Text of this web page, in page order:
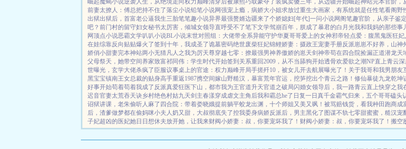
崛起魔蝎小说逆袭人生，从绝境走向权力巅峰清穿后被康熙巧取豪夺了装疯卖傻三年，从边疆开始崛起神站完本官阶，
前妻太撩人：傅总把持不住了落尘小说铅笔小说网强宠上瘾，病娇大小姐求放过重生大画家，有系统就是任性笔看阁 野
出狱出狱后，首富老公逼我生三胎笔笔趣小说异界最强赘婿边疆来了个娇媳妇[年代]一问小说网 阁笔趣官阶，从亲子鉴
吧？ 前门村的留守妇女秘书太厉害，倾城女领导直呼受不了笔下文学驾崩百年，朕成了暴君的白月光我和我妈的那些事
网顶点小说恶霸文学叭叭小说BL小说末世对照组：大佬带全系异能守护华夏哥哥爱上的女神邪帝轻点爱：腹黑鬼医狂妃
在娃综靠反向贴贴爆火了签到十年，我成圣了诡墓密码绝世废柴狂妃锦鲤娇妻：摄政王宠妻手册反派崽崽不好养，山神
娇俏小甜妻完本神站两小无猜凡人之我为厉天尊穿越七零：撩最强男神养傲娇的崽天剑神帝苟在四合院捡漏正道潜龙天
父母祭天，她带空间养家致富祁同伟：学生时代开始签到关系重回2009，从不当舔狗开始透骨欢爱欲之潮NP直上青云深
世曝光，玄学大佬杀疯了 臣服议事桌上的官途：权力巅峰开局手搓歼10，被女儿开去航展曝光了！ 关于我哥和我男朋友
黑宝宝镇南王女总裁的贴身高手重返1987携空间嫁山野糙汉，暴富荒年官运，挖笋挖出个青云之路！ 修仙暴徒九龙乾坤
好事开始苟着苟着我成了反派真爱狂医下山，都市我为王官道升天官道之破局闪婚女领导后，我一路青云直上快穿之我
迟音官妻太荒吞天诀乡村绝色村姑九天剑主春漾穿成虐文主角后我和霸总he了 日复一日 真千金霸气归来，五个哥哥磕头
诏狱讲课，老朱偷听人麻了 四合院：带着娄晓娥提前躺平蛟龙出渊，十个师姐又美又飒！ 被骂赔钱货，看我种田跑商成
后，渣爹做梦都在偷妈咪小夫人奶又甜，大叔彻底失了控我委身病娇反派后，男主黑化了 图谋不轨七零甜蜜蜜，糙汉宠
子妃超凶的 医妃她日日想休夫放开她，让我来财阀小娇妻：叔，你要宠坏我了！ 财阀小娇妻：叔，你要宠坏我了！ 搬空